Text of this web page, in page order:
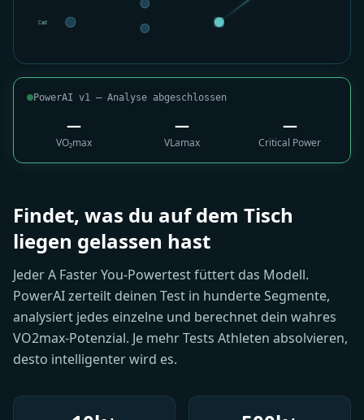
Cad
PowerAI v1 — Analyse abgeschlossen
53.3
VO₂max
0.38
VLamax
289
Critical Power
Findet, was du auf dem Tisch
liegen gelassen hast
Jeder A Faster You-Powertest füttert das Modell.
PowerAI zerteilt deinen Test in hunderte Segmente,
analysiert jedes einzelne und berechnet dein wahres
VO2max-Potenzial. Je mehr Tests Athleten absolvieren,
desto intelligenter wird es.